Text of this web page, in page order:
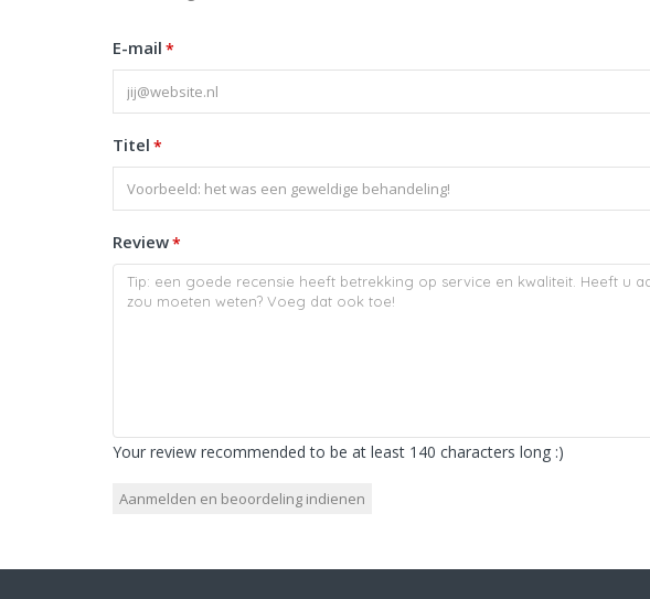
E-mail *
Titel *
Review*
Your review recommended to be at least 140 characters long :)